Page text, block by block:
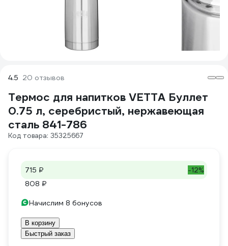
4.5 20 отзывов
Термос для напитков VETTA Буллет
0.75 л, серебристый, нержавеющая
сталь 841-786
Код товара: 35325667
715 ₽
-12%
808 ₽
Начислим 8 бонусов
В корзину
Быстрый заказ